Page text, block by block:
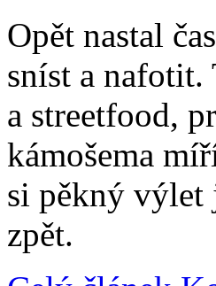
Opět nastal
sníst a nafotit.
a streetfood,
kámošema
si pěkný
zpět.